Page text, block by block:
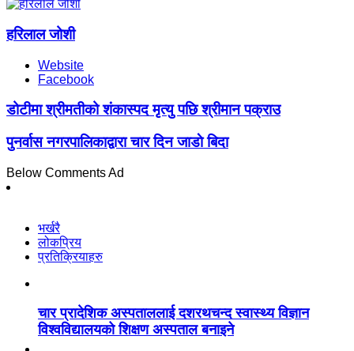
हरिलाल जोशी
Website
Facebook
डोटीमा श्रीमतीको शंकास्पद मृत्यु पछि श्रीमान पक्राउ
पुनर्वास नगरपालिकाद्वारा चार दिन जाडाे बिदा
Below Comments Ad
भर्खरै
लोकप्रिय
प्रतिक्रियाहरु
चार प्रादेशिक अस्पताललाई दशरथचन्द स्वास्थ्य विज्ञान
विश्वविद्यालयको शिक्षण अस्पताल बनाइने